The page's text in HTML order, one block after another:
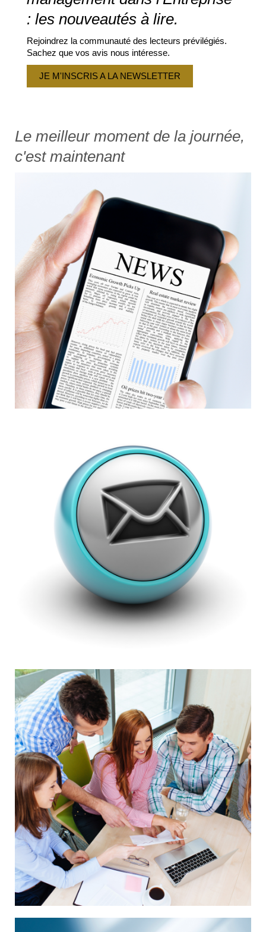
: les nouveautés à lire.
Rejoindrez la communauté des lecteurs prévilégiés.
Sachez que vos avis nous intéresse.
JE M'INSCRIS A LA NEWSLETTER
Le meilleur moment de la journée,
c'est maintenant